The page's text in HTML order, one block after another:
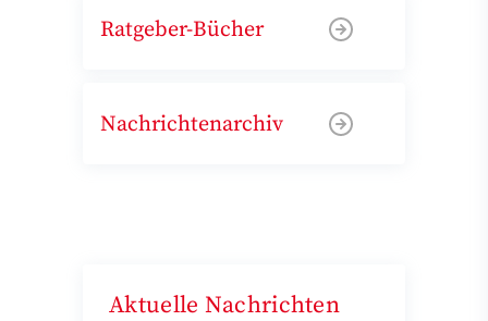
Ratgeber-Bücher
Nachrichtenarchiv
Aktuelle Nachrichten